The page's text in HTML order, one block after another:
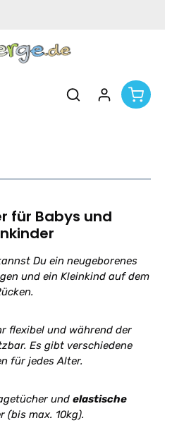
für Babys und
Du ein neugeborenes
und ein Kleinkind auf dem
flexibel und während der
Es gibt verschiedene
für jedes Alter.
und elastische
(bis max. 10kg).